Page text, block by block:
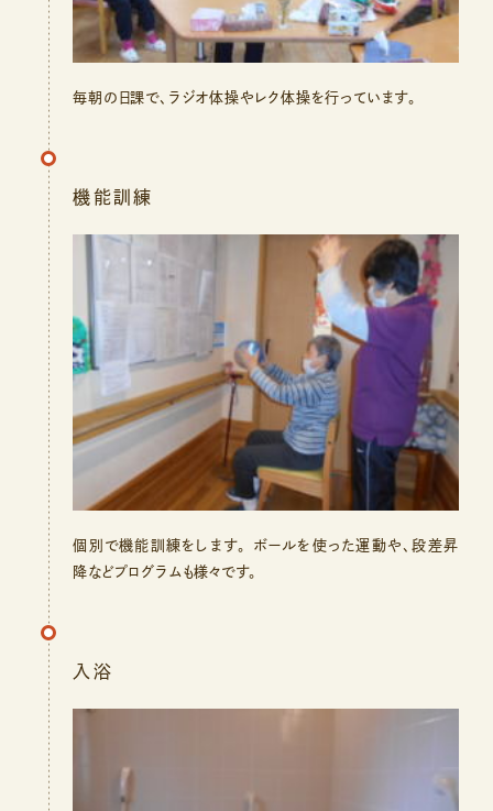
毎朝の日課で、ラジオ体操やレク体操を行っています。
機能訓練
個別で機能訓練をします。 ボールを使った運動や、段差昇
降などプログラムも様々です。
入浴